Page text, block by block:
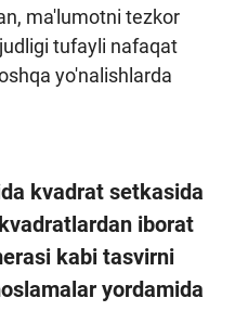
ma'lumotni tezkor
tufayli nafaqat
yo'nalishlarda
kvadrat setkasida
iborat
kabi tasvirni
yordamida